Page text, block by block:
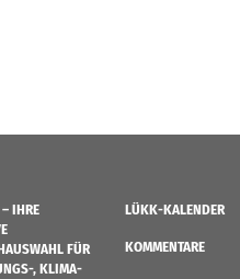
IHRE
FÜR
, KLIMA-
LÜKK-KALENDER
KOMMENTARE